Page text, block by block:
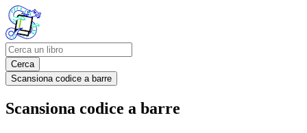
Cerca
Scansiona codice a barre
Scansiona codice a barre